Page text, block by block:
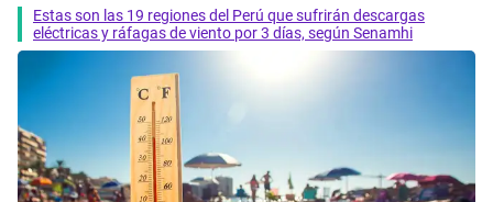
Estas son las 19 regiones del Perú que sufrirán descargas
eléctricas y ráfagas de viento por 3 días, según Senamhi